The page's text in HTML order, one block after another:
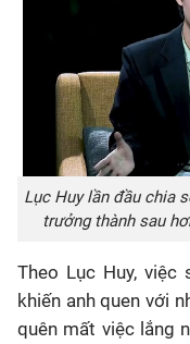
Lục Huy lần đầu chia
trưởng thành sau
Theo Lục Huy,
khiến anh quen với
quên mất việc lắng